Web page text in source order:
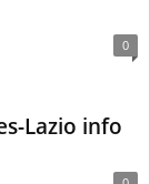
0
Lazio info